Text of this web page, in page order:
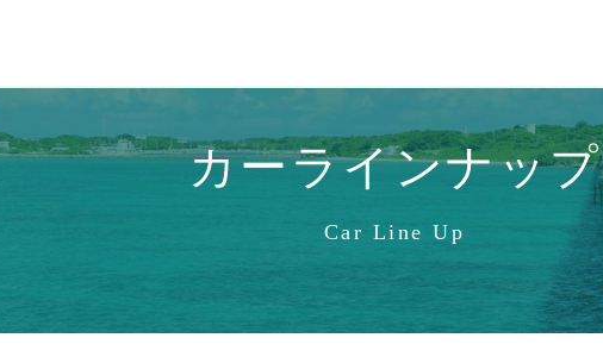
カーラインナップ
Car Line Up